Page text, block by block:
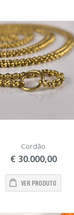
Cordão
€ 30.000,00
VER PRODUTO